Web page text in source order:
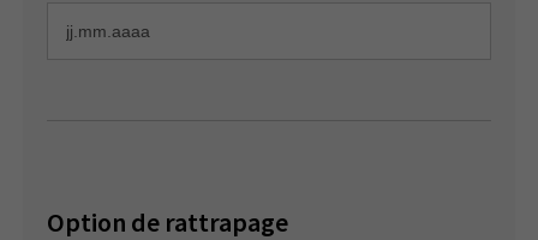
Option de rattrapage